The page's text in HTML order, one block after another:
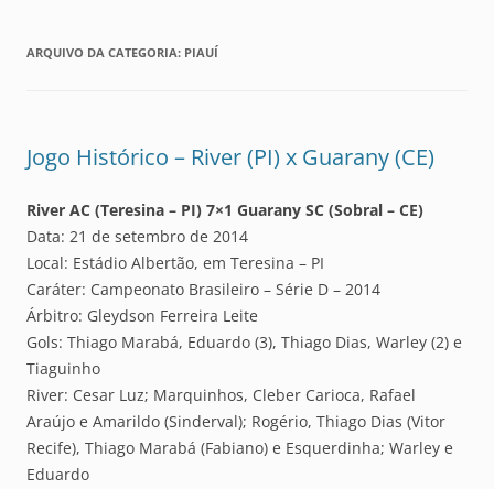
ARQUIVO DA CATEGORIA: PIAUÍ
Jogo Histórico – River (PI) x Guarany (CE)
River AC (Teresina – PI) 7×1 Guarany SC (Sobral – CE)
Data: 21 de setembro de 2014
Local: Estádio Albertão, em Teresina – PI
Caráter: Campeonato Brasileiro – Série D – 2014
Árbitro: Gleydson Ferreira Leite
Gols: Thiago Marabá, Eduardo (3), Thiago Dias, Warley (2) e
Tiaguinho
River: Cesar Luz; Marquinhos, Cleber Carioca, Rafael
Araújo e Amarildo (Sinderval); Rogério, Thiago Dias (Vitor
Recife), Thiago Marabá (Fabiano) e Esquerdinha; Warley e
Eduardo